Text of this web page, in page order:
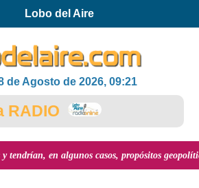
Lobo del Aire
de Agosto de 2026, 09:21
en algunos casos, propósitos geopolíticos.."